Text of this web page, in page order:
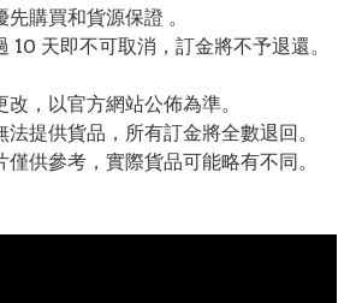
購買和貨源保證 。
10 天即不可取消，訂金將不予退還。
，以官方網站公佈為準。
提供貨品，所有訂金將全數退回。
供參考，實際貨品可能略有不同。